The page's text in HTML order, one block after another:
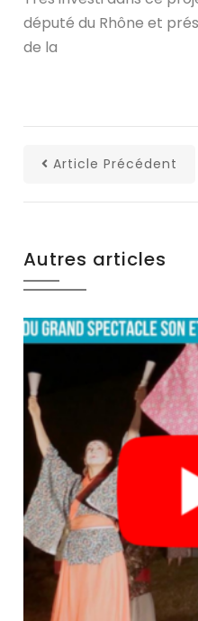
député du Rhône et
de la
Article Précédent
Autres articles